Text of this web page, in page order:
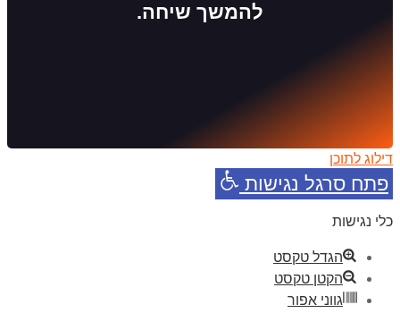
להמשך שיחה.
דילוג לתוכן
פתח סרגל נגישות
כלי נגישות
הגדל טקסט
הקטן טקסט
גווני אפור